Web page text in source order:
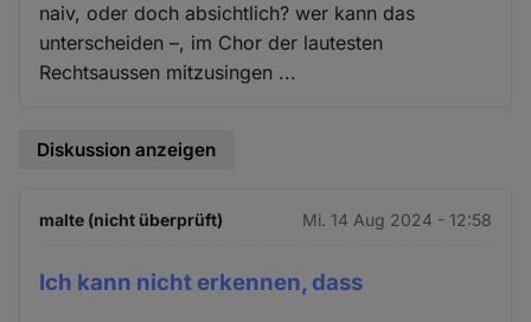
naiv, oder doch absichtlich? wer kann das
unterscheiden –, im Chor der lautesten
Rechtsaussen mitzusingen ...
Diskussion anzeigen
malte (nicht überprüft) Mi. 14 Aug 2024 - 12:58
Ich kann nicht erkennen, dass